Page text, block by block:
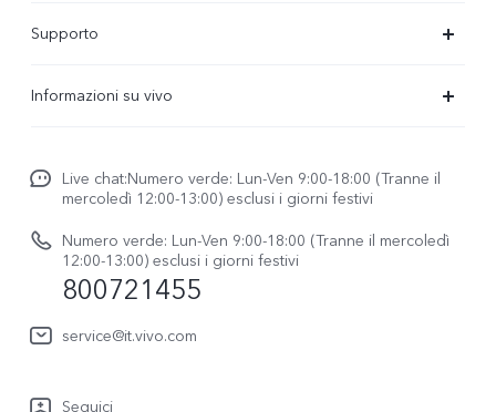
X300
V70 FE
vivo Watch GT 2
Y31 5G
vivo Buds Air3
Supporto
Funtouch OS
Aggiornamento del sistema
Manuale utente
Informazioni sulla Garanzia
Scarica le LUT per il ripristino di Log
Informazioni su vivo
Lavori con noi
Netiquette vivo
Note legali
Live chat:Numero verde: Lun-Ven 9:00-18:00 (Tranne il
mercoledì 12:00-13:00) esclusi i giorni festivi
Numero verde: Lun-Ven 9:00-18:00 (Tranne il mercoledì
12:00-13:00) esclusi i giorni festivi
800721455
service@it.vivo.com
Seguici